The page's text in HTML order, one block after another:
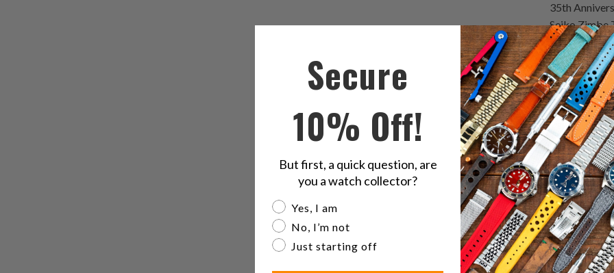
35th
Seiko Zimbe
Orologio
Zimbe 11
questo
su
Twitter
Secure
10% Off!
But first, a quick question, are
you a watch collector?
Are you a watch collector?
Yes, I am
No, I’m not
Just starting off